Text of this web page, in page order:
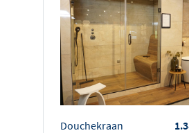
Douchekraan